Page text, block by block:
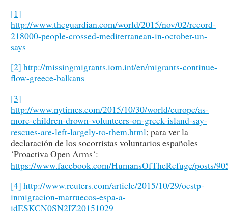
[1]
http://www.theguardian.com/world/2015/nov/02/record-
218000-people-crossed-mediterranean-in-october-un-
says
[2] http://missingmigrants.iom.int/en/migrants-continue-
flow-greece-balkans
[3]
http://www.nytimes.com/2015/10/30/world/europe/as-
more-children-drown-volunteers-on-greek-island-say-
rescues-are-left-largely-to-them.html; para ver la
declaración de los socorristas voluntarios españoles
‘Proactiva Open Arms‘:
https://www.facebook.com/HumansOfTheRefuge/posts/
[4] http://www.reuters.com/article/2015/10/29/oestp-
inmigracion-marruecos-espa-a-
idESKCN0SN2IZ20151029